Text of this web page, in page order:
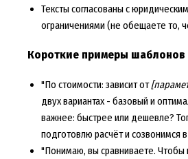
Тексты согласованы с
ограничениями (не обещаете то,
Короткие примеры шаблонов
"По стоимости: зависит от
двух вариантах - базовый и
важнее: быстрее или дешевле?
подготовлю расчёт и созвонимся в
"Понимаю, вы сравниваете. Чтобы